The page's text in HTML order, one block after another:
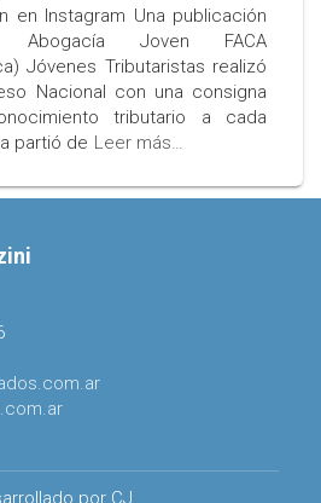
en Instagram Una publicación
Abogacía Joven FACA
Jóvenes Tributaristas realizó
Nacional con una consigna
tributario a cada
partió de Leer más…
por CJ